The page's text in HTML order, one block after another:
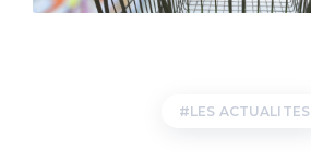
LES ACTUALITES